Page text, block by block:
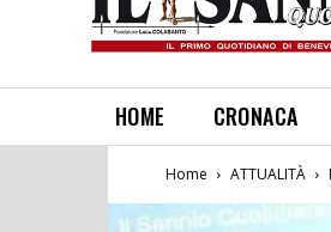
HOME CRONACA
Home ATTUALITÀ